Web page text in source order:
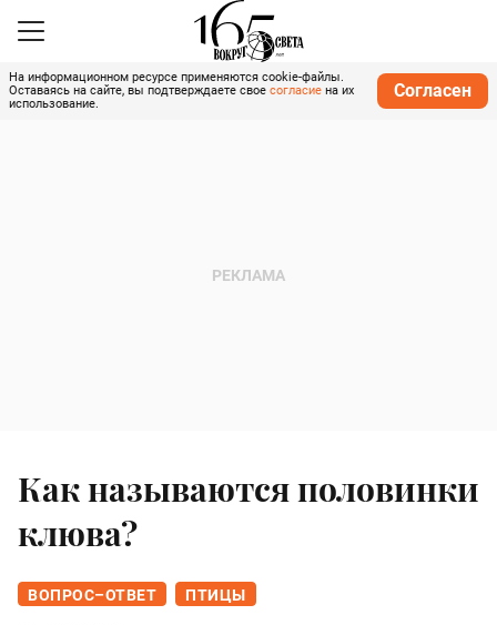
На информационном ресурсе применяются cookie-файлы.
Оставаясь на сайте, вы подтверждаете свое согласие на их
использование.
Согласен
Как называются половинки
клюва?
ВОПРОС–ОТВЕТ ПТИЦЫ